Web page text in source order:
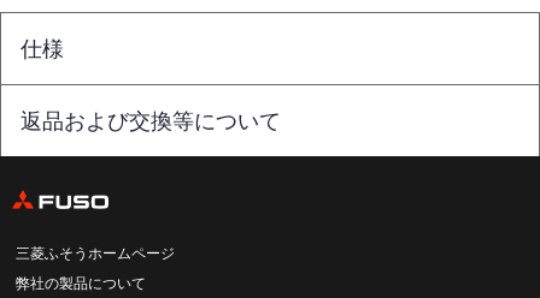
仕様
返品および交換等について
三菱ふそうホームページ
弊社の製品について